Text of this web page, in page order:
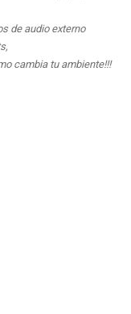
de audio externo
cambia tu ambiente!!!